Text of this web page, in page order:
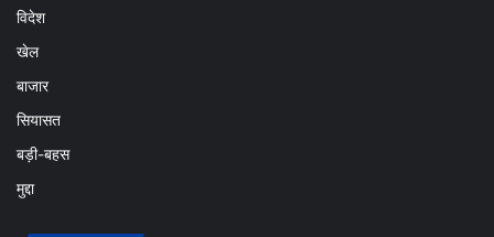
विदेश
खेल
बाजार
सियासत
बड़ी-बहस
मुद्दा